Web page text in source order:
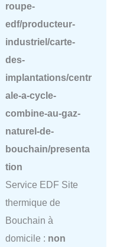
roupe-
edf/producteur-
industriel/carte-
des-
implantations/centr
ale-a-cycle-
combine-au-gaz-
naturel-de-
bouchain/presenta
tion
Service EDF Site
thermique de
Bouchain à
domicile : non